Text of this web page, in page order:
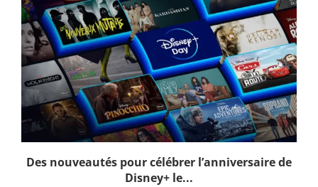
Des nouveautés pour célébrer l’anniversaire de
Disney+ le...